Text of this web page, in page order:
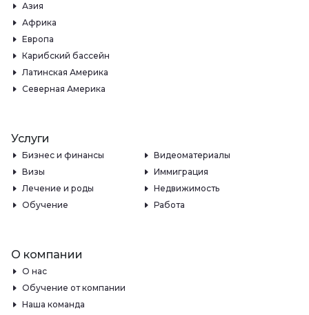
Азия
Африка
Европа
Карибский бассейн
Латинская Америка
Северная Америка
Услуги
Бизнес и финансы
Видеоматериалы
Визы
Иммиграция
Лечение и роды
Недвижимость
Обучение
Работа
О компании
О нас
Обучение от компании
Наша команда